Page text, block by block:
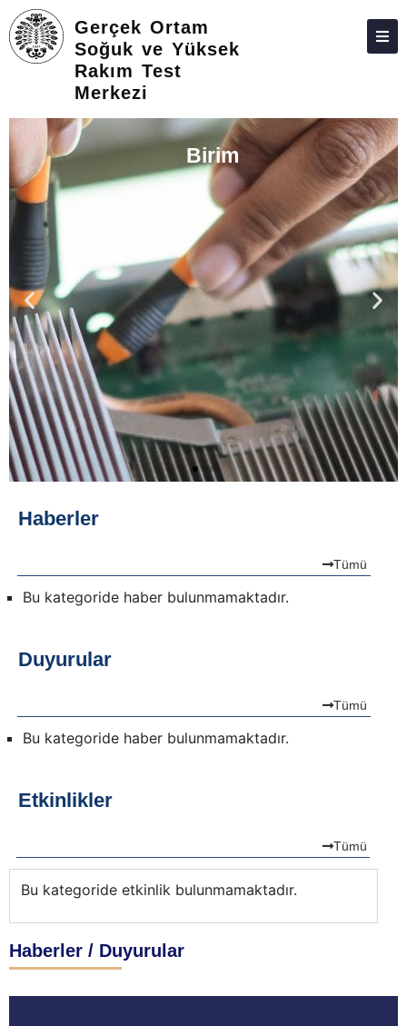
Gerçek Ortam
Soğuk ve Yüksek
Rakım Test
Merkezi
HAKKIMIZDA
PERSONEL
İLETIŞIM Birim
Haberler
Tümü
Bu kategoride haber bulunmamaktadır.
Duyurular
Tümü
Bu kategoride haber bulunmamaktadır.
Etkinlikler
Tümü
Bu kategoride etkinlik bulunmamaktadır.
Haberler / Duyurular